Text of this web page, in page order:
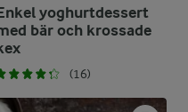
yoghurtdessert
bär och krossade
(16)